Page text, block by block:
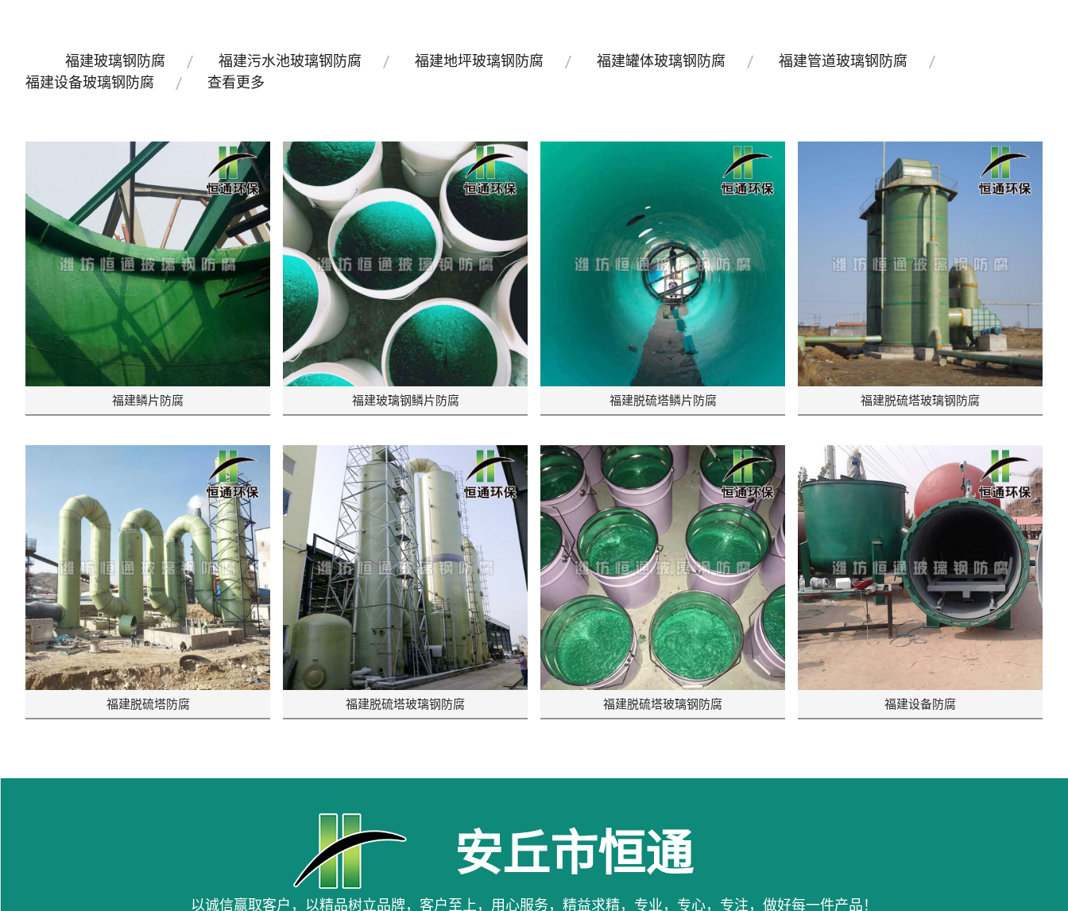
福建玻璃钢防腐 福建污水池玻璃钢防腐 福建地坪玻璃钢防腐 福建罐体玻璃钢防腐
福建管道玻璃钢防腐
福建设备玻璃钢防腐
查看更多
福建鳞片防腐 福建玻璃钢鳞片防腐 福建脱硫塔鳞片防腐 福建脱硫塔玻璃钢防腐
福建脱硫塔防腐 福建脱硫塔玻璃钢防腐 福建脱硫塔玻璃钢防腐 福建设备防腐
安丘市恒通
以诚信赢取客户，以精品树立品牌，客户至上，用心服务，精益求精，专业，专心，专注，做好每一件产品！